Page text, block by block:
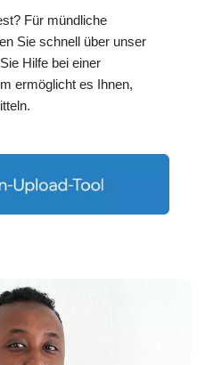
Für mündliche
Sie schnell über unser
Hilfe bei einer
ermöglicht es Ihnen,